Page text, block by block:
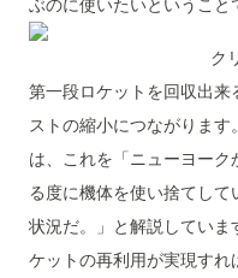
ぶのに使いたいということ
ク
第一段ロケットを回収出来
ストの縮小につながります
は、これを「ニューヨー
る度に機体を使い捨てし
状況だ。」と解説していま
ケットの再利用が実現す